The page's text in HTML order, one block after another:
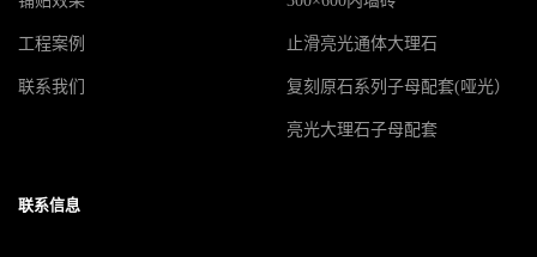
工程案例
联系我们
止滑亮光通体大理石
复刻原石系列子母配套(哑光）
亮光大理石子母配套
联系信息